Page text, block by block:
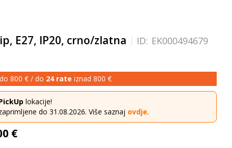
E27, IP20, crno/zlatna ID: EK000494679
do 800 € / do 24 rate iznad 800 €
lokacije!
do 31.08.2026. Više saznaj ovdje.
€